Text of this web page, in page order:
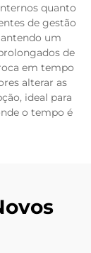
quanto
de gestão
um
de
em tempo
alterar as
ideal para
o tempo é